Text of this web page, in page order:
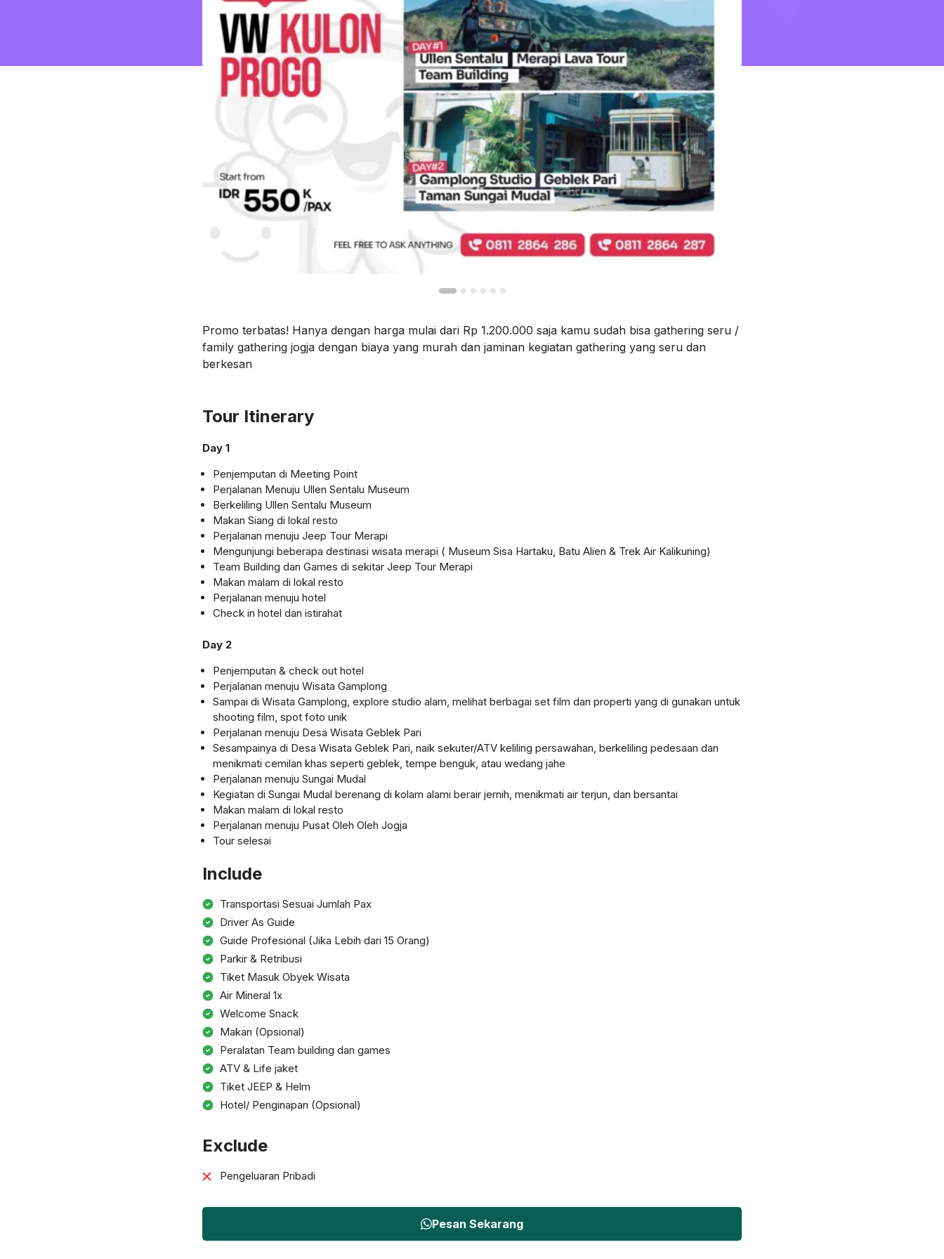
Promo terbatas! Hanya dengan harga mulai dari Rp 1.200.000 saja kamu sudah bisa gathering seru /
family gathering jogja dengan biaya yang murah dan jaminan kegiatan gathering yang seru dan
berkesan
Tour Itinerary
Day 1
Penjemputan di Meeting Point
Perjalanan Menuju Ullen Sentalu Museum
Berkeliling Ullen Sentalu Museum
Makan Siang di lokal resto
Perjalanan menuju Jeep Tour Merapi
Mengunjungi beberapa destinasi wisata merapi ( Museum Sisa Hartaku, Batu Alien & Trek Air Kalikuning)
Team Building dan Games di sekitar Jeep Tour Merapi
Makan malam di lokal resto
Perjalanan menuju hotel
Check in hotel dan istirahat
Day 2
Penjemputan & check out hotel
Perjalanan menuju Wisata Gamplong
Sampai di Wisata Gamplong, explore studio alam, melihat berbagai set film dan properti yang di gunakan untuk
shooting film, spot foto unik
Perjalanan menuju Desa Wisata Geblek Pari
Sesampainya di Desa Wisata Geblek Pari, naik sekuter/ATV keliling persawahan, berkeliling pedesaan dan
menikmati cemilan khas seperti geblek, tempe benguk, atau wedang jahe
Perjalanan menuju Sungai Mudal
Kegiatan di Sungai Mudal berenang di kolam alami berair jernih, menikmati air terjun, dan bersantai
Makan malam di lokal resto
Perjalanan menuju Pusat Oleh Oleh Jogja
Tour selesai
Include
Transportasi Sesuai Jumlah Pax
Driver As Guide
Guide Profesional (Jika Lebih dari 15 Orang)
Parkir & Retribusi
Tiket Masuk Obyek Wisata
Air Mineral 1x
Welcome Snack
Makan (Opsional)
Peralatan Team building dan games
ATV & Life jaket
Tiket JEEP & Helm
Hotel/ Penginapan (Opsional)
Exclude
Pengeluaran Pribadi
Pesan Sekarang